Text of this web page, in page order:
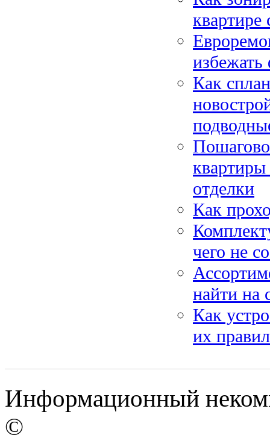
Как
отделки
Как
чего не
найти на
Как
их
Информационный
©